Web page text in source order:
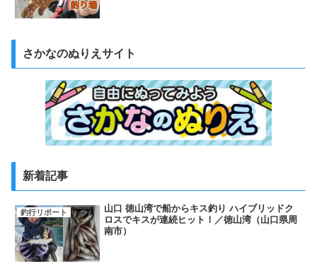
さかなのぬりえサイト
新着記事
釣行リポート
山口 徳山湾で船からキス釣り ハイブリッドク
ロスでキスが連続ヒット！／徳山湾（山口県周
南市）